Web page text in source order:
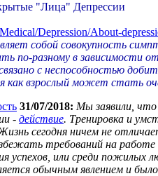
"Лица" Депрессии
Depression/About-
собой совокупность
по-разному в зависимости
с неспособностью
как взрослый может стать
31/07/2018: Мы заявили, что
- действие. Тренировка и
сегодня ничем не
требований на работе
успехов, или среди пожилых
обычным явлением и